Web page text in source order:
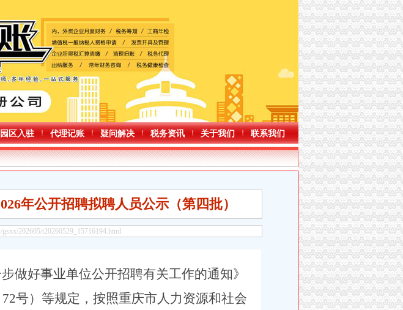
园区入驻 代理记账 疑问解决 税务资讯 关于我们 联系我们
客列车142列次，方便沿线近2万人次出行
年公开招聘拟聘人员公示（第四批）
202605/t20260529_15716194.html
步做好事业单位公开招聘有关工作的通知》
72号）等规定，按照重庆市人力资源和社会